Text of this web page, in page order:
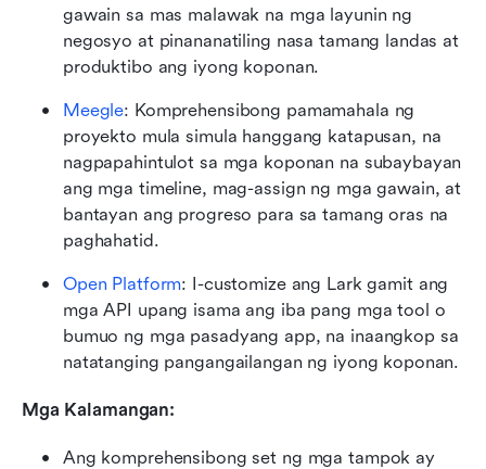
gawain sa mas malawak na mga layunin ng
negosyo at pinananatiling nasa tamang landas at
produktibo ang iyong koponan.
Meegle: Komprehensibong pamamahala ng
proyekto mula simula hanggang katapusan, na
nagpapahintulot sa mga koponan na subaybayan
ang mga timeline, mag-assign ng mga gawain, at
bantayan ang progreso para sa tamang oras na
paghahatid.
Open Platform: I-customize ang Lark gamit ang
mga API upang isama ang iba pang mga tool o
bumuo ng mga pasadyang app, na inaangkop sa
natatanging pangangailangan ng iyong koponan.
Mga Kalamangan:
Ang komprehensibong set ng mga tampok ay